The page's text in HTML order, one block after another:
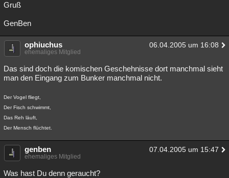
Gruß
GenBen
ophiuchus 06.04.2005 um 16:08
ehemaliges Mitglied
Das sind doch die komischen Geschehnisse dort manchmal sieht
man den Eingang zum Bunker manchmal nicht.
Der Vogel fliegt,
Der Fisch schwimmt,
Das Reh läuft,
Der Mensch flüchtet.
genben 07.04.2005 um 15:47
ehemaliges Mitglied
Was hast Du denn geraucht?